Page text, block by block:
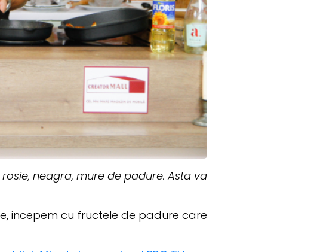
neagra, mure de padure. Asta va
incepem cu fructele de padure care